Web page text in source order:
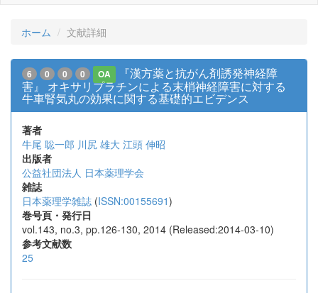
ホーム 文献詳細
6 0 0 0 OA
『漢方薬と抗がん剤誘発神経障
害』 オキサリプラチンによる末梢神経障害に対する
牛車腎気丸の効果に関する基礎的エビデンス
著者
牛尾 聡一郎 川尻 雄大 江頭 伸昭
出版者
公益社団法人 日本薬理学会
雑誌
日本薬理学雑誌 (ISSN:00155691)
巻号頁・発行日
vol.143, no.3, pp.126-130, 2014 (Released:2014-03-10)
参考文献数
25